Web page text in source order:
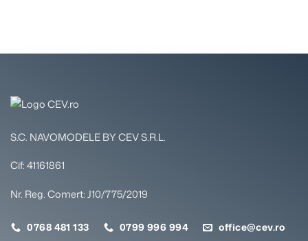
S.C. NAVOMODELE BY CEV S.R.L.
Cif: 41161861
Nr. Reg. Comert: J10/775/2019
0768 481 133 0799 996 994 office@cev.ro